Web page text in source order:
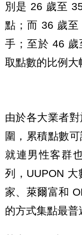
別是 26 歲至
點；而 36 歲
手；至於 46
取點數的比例大
由於各大業者
圍，累積點數
就連男性客群
列，UUPON
家、萊爾富和
的方式集點最普